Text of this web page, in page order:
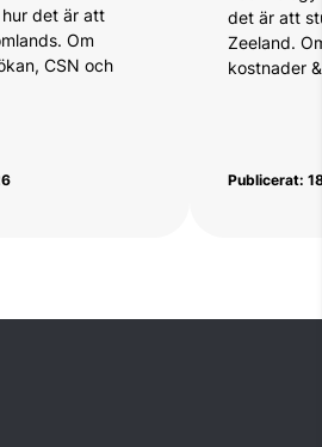
det är att
Om
CSN och
det är att
Zeeland.
kostnader
Publicerat: